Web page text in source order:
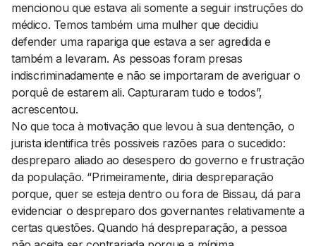
mencionou que estava ali somente a seguir instruções do
médico. Temos também uma mulher que decidiu
defender uma rapariga que estava a ser agredida e
também a levaram. As pessoas foram presas
indiscriminadamente e não se importaram de averiguar o
porquê de estarem ali. Capturaram tudo e todos”,
acrescentou.
No que toca à motivação que levou à sua dentenção, o
jurista identifica três possiveis razões para o sucedido:
despreparo aliado ao desespero do governo e frustração
da população. “Primeiramente, diria despreparação
porque, quer se esteja dentro ou fora de Bissau, dá para
evidenciar o despreparo dos governantes relativamente a
certas questões. Quando há despreparação, a pessoa